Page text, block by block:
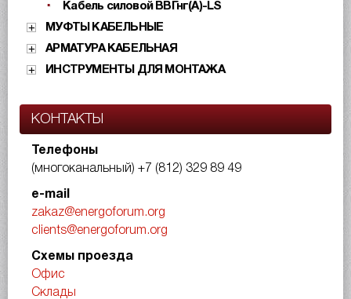
Кабель силовой ВВГнг(А)-LS
МУФТЫ КАБЕЛЬНЫЕ
АРМАТУРА КАБЕЛЬНАЯ
ИНСТРУМЕНТЫ ДЛЯ МОНТАЖА
КОНТАКТЫ
Телефоны
(многоканальный) +7 (812) 329 89 49
e-mail
zakaz@energoforum.org
clients@energoforum.org
Схемы проезда
Офис
Склады